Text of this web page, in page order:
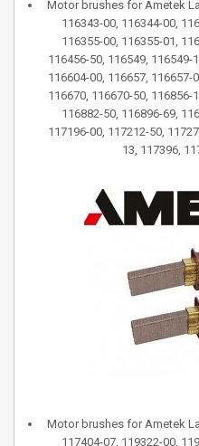
Motor brushes for Ametek
116343-00, 116344-00,
116355-00, 116355-01,
116456-50, 116549, 116549-
116604-00, 116657, 116657-
116670, 116670-50, 116856-
116882-50, 116896-69,
117196-00, 117212-50,
13, 117396,
Motor brushes for Ametek
117404-07, 119322-00,